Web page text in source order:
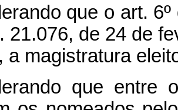
que o art.
21.076, de 24 de
a magistratura
que entre